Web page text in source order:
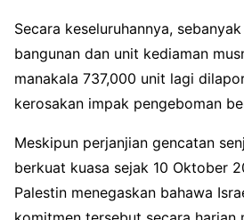
Secara keseluruhannya,
bangunan dan unit kediaman
manakala 737,000 unit lagi
kerosakan impak pengeboman
Meskipun perjanjian gencatan
berkuat kuasa sejak 10 Oktober
Palestin menegaskan bahawa